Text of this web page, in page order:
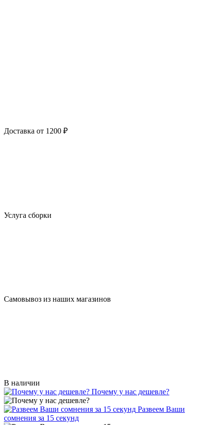
Доставка от 1200 ₽
Услуга сборки
Самовывоз из наших магазинов
В наличии
Почему у нас дешевле?
Развеем Ваши
сомнения за 15 секунд